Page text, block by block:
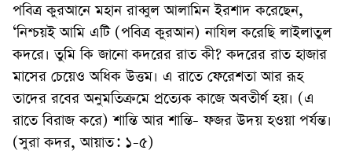
পবিত্র কুরআনে মহান রাব্বুল আলামিন ইরশাদ করেছেন,
‘নিশ্চয়ই আমি এটি (পবিত্র কুরআন) নাযিল করেছি লাইলাতুল
কদরে। তুমি কি জানো কদরের রাত কী? কদরের রাত হাজার
মাসের চেয়েও অধিক উত্তম। এ রাতে ফেরেশতা আর রূহ
তাদের রবের অনুমতিক্রমে প্রত্যেক কাজে অবতীর্ণ হয়। (এ
রাতে বিরাজ করে) শান্তি আর শান্তি- ফজর উদয় হওয়া পর্যন্ত।
(সুরা কদর, আয়াত: ১-৫)